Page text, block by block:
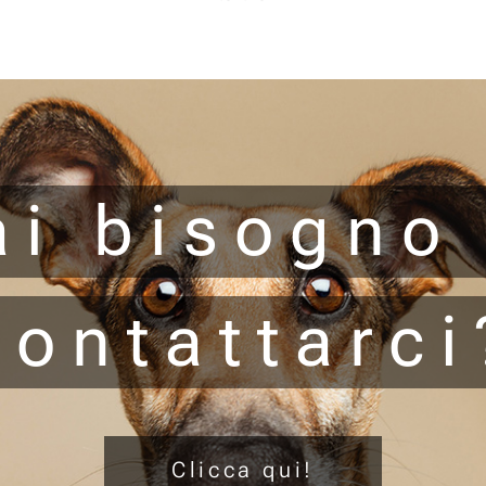
bisogno
Clicca qui!